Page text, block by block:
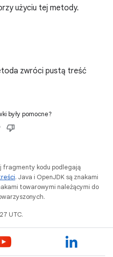
użyciu tej metody.
zwróci pustą treść
były pomocne?
fragmenty kodu podlegają
. Java i OpenJDK są znakami
towarowymi należącymi do
UTC.